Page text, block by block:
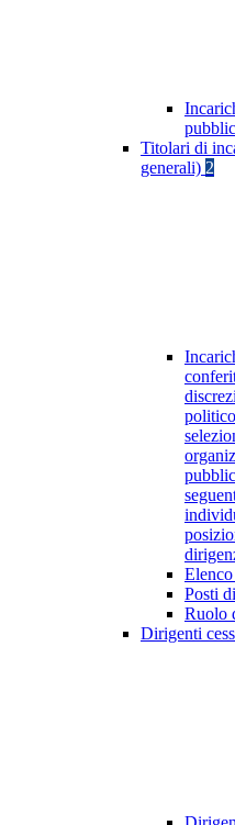
Titolari di
generali) 2
Posti
Ruolo
Dirigenti